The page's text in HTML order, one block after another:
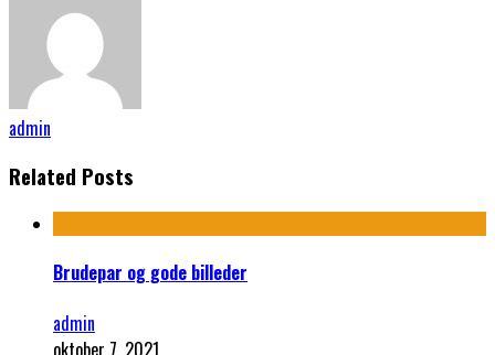
admin
Related Posts
Brudepar og gode billeder
admin
oktober 7, 2021